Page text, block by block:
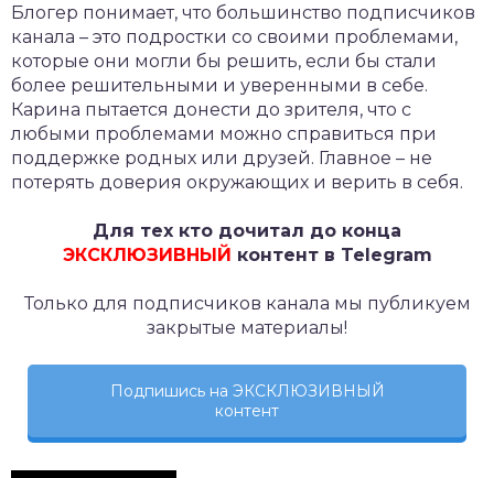
Блогер понимает, что большинство подписчиков
канала – это подростки со своими проблемами,
которые они могли бы решить, если бы стали
более решительными и уверенными в себе.
Карина пытается донести до зрителя, что с
любыми проблемами можно справиться при
поддержке родных или друзей. Главное – не
потерять доверия окружающих и верить в себя.
Для тех кто дочитал до конца
ЭКСКЛЮЗИВНЫЙ контент в Telegram
Только для подписчиков канала мы публикуем
закрытые материалы!
Подпишись на ЭКСКЛЮЗИВНЫЙ
контент